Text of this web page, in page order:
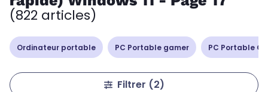
(822 articles)
Ordinateur portable PC Portable gamer PC Portable
Filtrer (2)